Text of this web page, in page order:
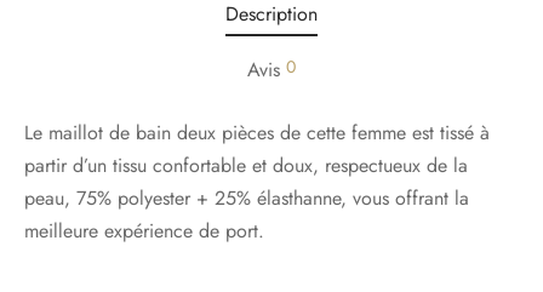
Description
Avis 0
Le maillot de bain deux pièces de cette femme est tissé à
partir d’un tissu confortable et doux, respectueux de la
peau, 75% polyester + 25% élasthanne, vous offrant la
meilleure expérience de port.